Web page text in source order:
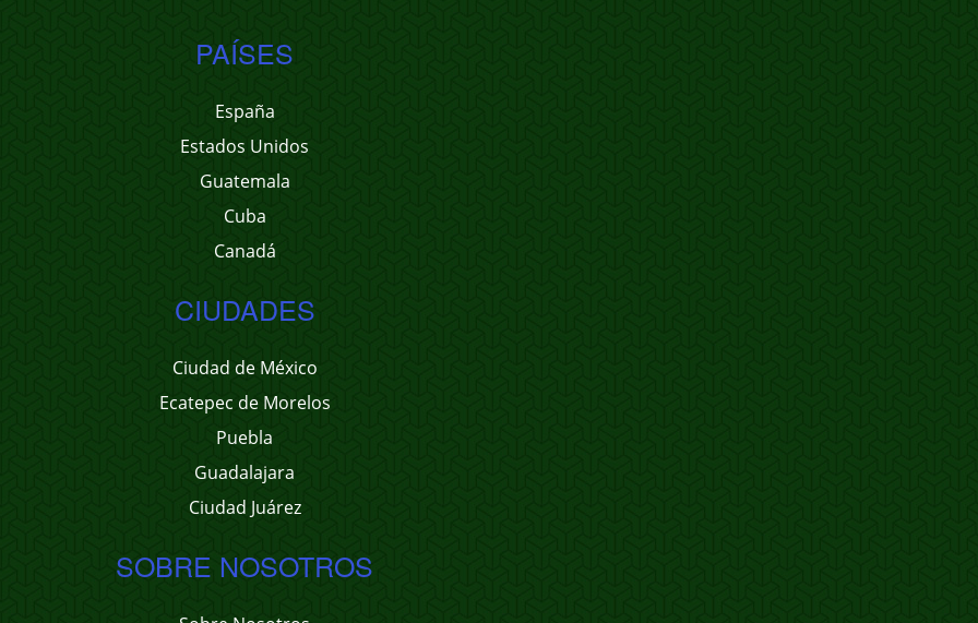
PAÍSES
España
Estados Unidos
Guatemala
Cuba
Canadá
CIUDADES
Ciudad de México
Ecatepec de Morelos
Puebla
Guadalajara
Ciudad Juárez
SOBRE NOSOTROS